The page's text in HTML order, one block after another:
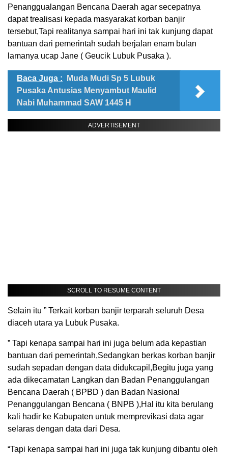
Penanggualangan Bencana Daerah agar secepatnya
dapat trealisasi kepada masyarakat korban banjir
tersebut,Tapi realitanya sampai hari ini tak kunjung dapat
bantuan dari pemerintah sudah berjalan enam bulan
lamanya ucap Jane ( Geucik Lubuk Pusaka ).
Baca Juga :
Muda Mudi Sp 5 Lubuk
Pusaka Antusias Menyambut Maulid
Nabi Muhammad SAW 1445 H
ADVERTISEMENT
SCROLL TO RESUME CONTENT
Selain itu ” Terkait korban banjir terparah seluruh Desa
diaceh utara ya Lubuk Pusaka.
” Tapi kenapa sampai hari ini juga belum ada kepastian
bantuan dari pemerintah,Sedangkan berkas korban banjir
sudah sepadan dengan data didukcapil,Begitu juga yang
ada dikecamatan Langkan dan Badan Penanggulangan
Bencana Daerah ( BPBD ) dan Badan Nasional
Penanggulangan Bencana ( BNPB ),Hal itu kita berulang
kali hadir ke Kabupaten untuk memprevikasi data agar
selaras dengan data dari Desa.
“Tapi kenapa sampai hari ini juga tak kunjung dibantu oleh